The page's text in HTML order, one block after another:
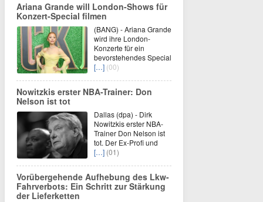
Ariana Grande will London-Shows für
Konzert-Special filmen
(BANG) - Ariana Grande
wird ihre London-
Konzerte für ein
bevorstehendes Special
[…] (00)
Nowitzkis erster NBA-Trainer: Don
Nelson ist tot
Dallas (dpa) - Dirk
Nowitzkis erster NBA-
Trainer Don Nelson ist
tot. Der Ex-Profi und
[…] (01)
Vorübergehende Aufhebung des Lkw-
Fahrverbots: Ein Schritt zur Stärkung
der Lieferketten